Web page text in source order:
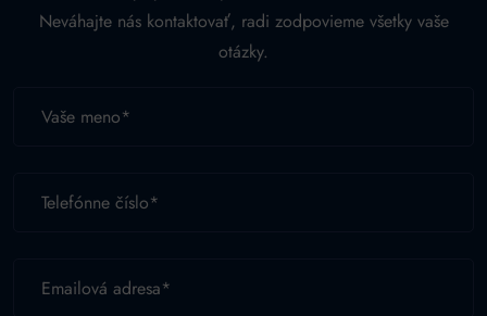
Neváhajte nás kontaktovať, radi zodpovieme všetky vaše
otázky.